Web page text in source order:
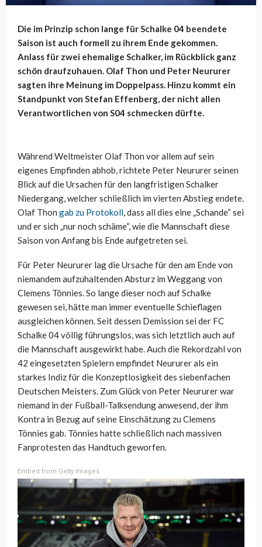
Die im Prinzip schon lange für Schalke 04 beendete
Saison ist auch formell zu ihrem Ende gekommen.
Anlass für zwei ehemalige Schalker, im Rückblick ganz
schön draufzuhauen. Olaf Thon und Peter Neururer
sagten ihre Meinung im Doppelpass. Hinzu kommt ein
Standpunkt von Stefan Effenberg, der nicht allen
Verantwortlichen von S04 schmecken dürfte.
Während Weltmeister Olaf Thon vor allem auf sein
eigenes Empfinden abhob, richtete Peter Neururer seinen
Blick auf die Ursachen für den langfristigen Schalker
Niedergang, welcher schließlich im vierten Abstieg endete.
Olaf Thon gab zu Protokoll, dass all dies eine „Schande“ sei
und er sich „nur noch schäme“, wie die Mannschaft diese
Saison von Anfang bis Ende aufgetreten sei.
Für Peter Neururer lag die Ursache für den am Ende von
niemandem aufzuhaltenden Absturz im Weggang von
Clemens Tönnies. So lange dieser noch auf Schalke
gewesen sei, hätte man immer eventuelle Schieflagen
ausgleichen können. Seit dessen Demission sei der FC
Schalke 04 völlig führungslos, was sich letztlich auch auf
die Mannschaft ausgewirkt habe. Auch die Rekordzahl von
42 eingesetzten Spielern empfindet Neururer als ein
starkes Indiz für die Konzeptlosigkeit des siebenfachen
Deutschen Meisters. Zum Glück von Peter Neururer war
niemand in der Fußball-Talksendung anwesend, der ihm
Kontra in Bezug auf seine Einschätzung zu Clemens
Tönnies gab. Tönnies hatte schließlich nach massiven
Fanprotesten das Handtuch geworfen.
Embed from Getty Images